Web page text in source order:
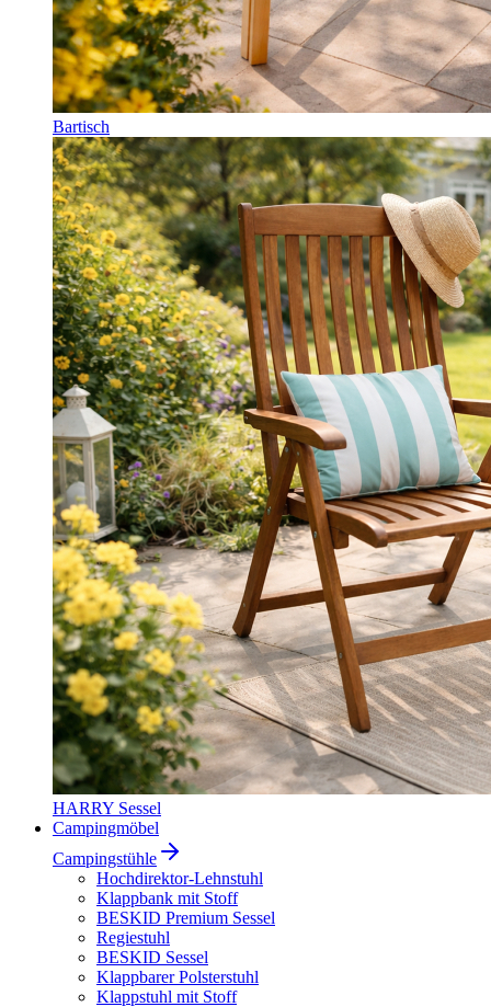
Bartisch
HARRY Sessel
Campingmöbel
Campingstühle
Hochdirektor-Lehnstuhl
Klappbank mit Stoff
BESKID Premium Sessel
Regiestuhl
BESKID Sessel
Klappbarer Polsterstuhl
Klappstuhl mit Stoff